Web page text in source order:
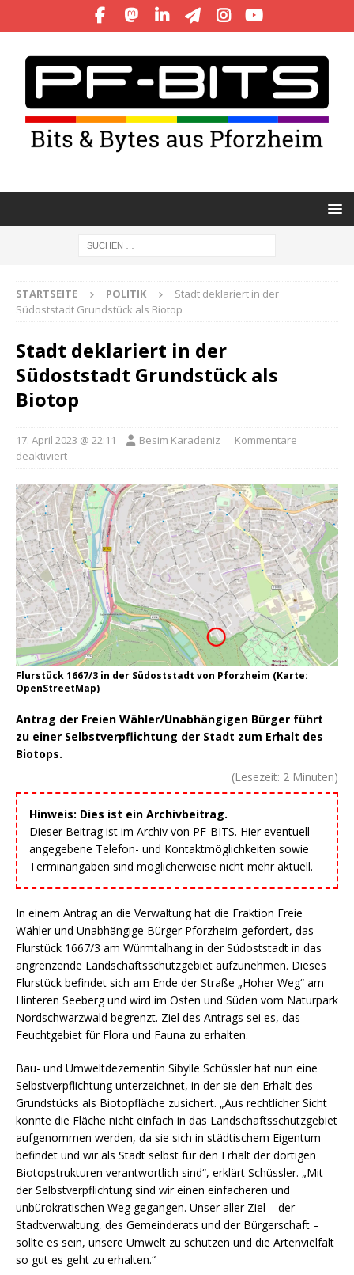
STARTSEITE POLITIK
Stadt deklariert in der
Südoststadt Grundstück als Biotop
Stadt deklariert in der
Südoststadt Grundstück als
Biotop
17. April 2023 @ 22:11 Besim Karadeniz
Kommentare
deaktiviert
Flurstück 1667/3 in der Südoststadt von Pforzheim (Karte:
OpenStreetMap)
Antrag der Freien Wähler/Unabhängigen Bürger führt
zu einer Selbstverpflichtung der Stadt zum Erhalt des
Biotops.
(Lesezeit: 2 Minuten)
Hinweis: Dies ist ein Archivbeitrag.
Dieser Beitrag ist im Archiv von PF-BITS. Hier eventuell
angegebene Telefon- und Kontaktmöglichkeiten sowie
Terminangaben sind möglicherweise nicht mehr aktuell.
In einem Antrag an die Verwaltung hat die Fraktion Freie
Wähler und Unabhängige Bürger Pforzheim gefordert, das
Flurstück 1667/3 am Würmtalhang in der Südoststadt in das
angrenzende Landschaftsschutzgebiet aufzunehmen. Dieses
Flurstück befindet sich am Ende der Straße „Hoher Weg“ am
Hinteren Seeberg und wird im Osten und Süden vom Naturpark
Nordschwarzwald begrenzt. Ziel des Antrags sei es, das
Feuchtgebiet für Flora und Fauna zu erhalten.
Bau- und Umweltdezernentin Sibylle Schüssler hat nun eine
Selbstverpflichtung unterzeichnet, in der sie den Erhalt des
Grundstücks als Biotopfläche zusichert. „Aus rechtlicher Sicht
konnte die Fläche nicht einfach in das Landschaftsschutzgebiet
aufgenommen werden, da sie sich in städtischem Eigentum
befindet und wir als Stadt selbst für den Erhalt der dortigen
Biotopstrukturen verantwortlich sind“, erklärt Schüssler. „Mit
der Selbstverpflichtung sind wir einen einfacheren und
unbürokratischen Weg gegangen. Unser aller Ziel – der
Stadtverwaltung, des Gemeinderats und der Bürgerschaft –
sollte es sein, unsere Umwelt zu schützen und die Artenvielfalt
so gut es geht zu erhalten.“